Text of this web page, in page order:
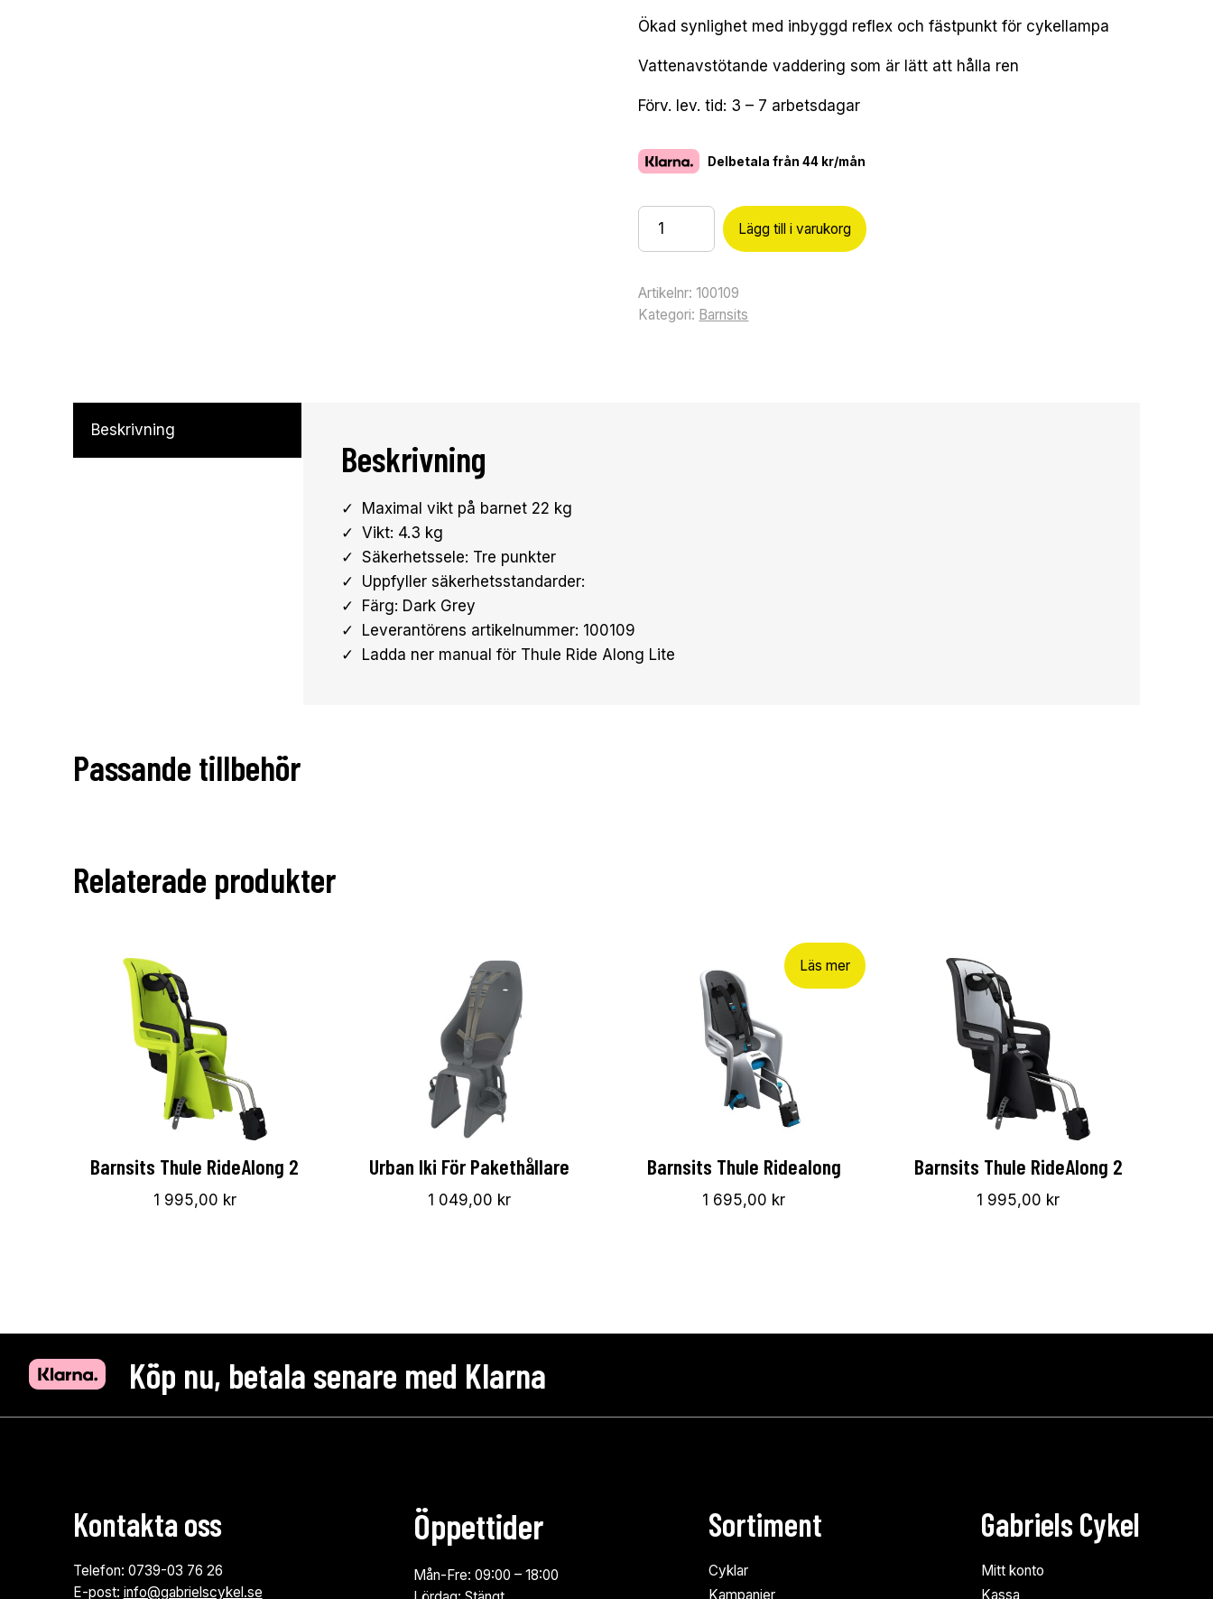
Ökad synlighet med inbyggd reflex och fästpunkt för cykellampa
Vattenavstötande vaddering som är lätt att hålla ren
Förv. lev. tid: 3 – 7 arbetsdagar
Delbetala från 44 kr/mån
Lägg till i varukorg
Artikelnr:100109
Kategori: Barnsits
Beskrivning
Beskrivning
Maximal vikt på barnet 22 kg
Vikt: 4.3 kg
Säkerhetssele: Tre punkter
Uppfyller säkerhetsstandarder:
Färg: Dark Grey
Leverantörens artikelnummer: 100109
Ladda ner manual för Thule Ride Along Lite
Passande tillbehör
Relaterade produkter
Barnsits Thule RideAlong 2
1 995,00 kr
Urban Iki För Pakethållare
1 049,00 kr
Barnsits Thule Ridealong
1 695,00 kr
Läs mer
Barnsits Thule RideAlong 2
1 995,00 kr
Köp nu, betala senare med Klarna
Kontakta oss
Telefon: 0739-03 76 26
E-post: info@gabrielscykel.se
Öppettider
Mån-Fre: 09:00 – 18:00
Sortiment
Cyklar
Kampanjer
Gabriels Cykel
Mitt konto
Kassa